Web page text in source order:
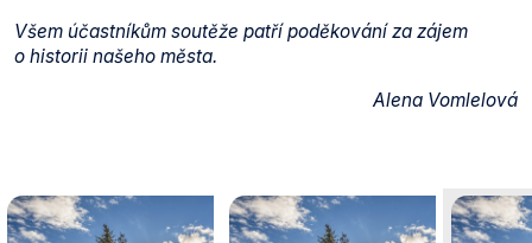
Všem účastníkům soutěže patří poděkování za zájem
o historii našeho města.
Alena Vomlelová